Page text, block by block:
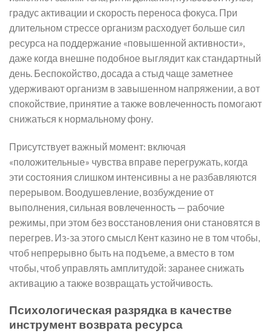
градус активации и скорость переноса фокуса. При
длительном стрессе организм расходует больше сил
ресурса на поддержание «повышенной активности»,
даже когда внешне подобное выглядит как стандартный
день. Беспокойство, досада а стыд чаще заметнее
удерживают организм в завышенном напряжении, а вот
спокойствие, принятие а также вовлеченность помогают
снижаться к нормальному фону.
Присутствует важный момент: включая
«положительные» чувства вправе перегружать, когда
эти состояния слишком интенсивны а не разбавляются
перерывом. Воодушевление, возбуждение от
выполнения, сильная вовлеченность — рабочие
режимы, при этом без восстановления они становятся в
перегрев. Из-за этого смысл Кент казино не в том чтобы,
чтоб непрерывно быть на подъеме, а вместо в том
чтобы, чтоб управлять амплитудой: заранее снижать
активацию а также возвращать устойчивость.
Психологическая разрядка в качестве
инструмент возврата ресурса